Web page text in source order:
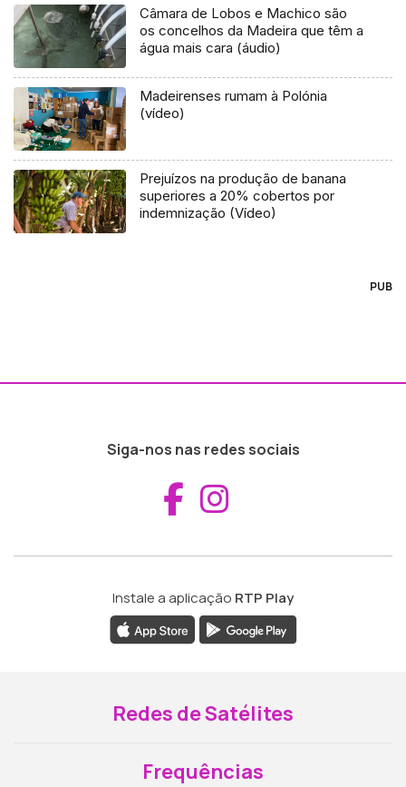
Câmara de Lobos e Machico são
os concelhos da Madeira que têm a
água mais cara (áudio)
Madeirenses rumam à Polónia
(vídeo)
Prejuízos na produção de banana
superiores a 20% cobertos por
indemnização (Vídeo)
PUB
Siga-nos nas redes sociais
Aceder ao
Instale a aplicação RTP Play
Redes de Satélites
Frequências